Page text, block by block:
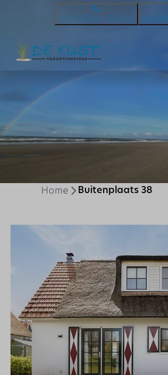
+31 (0) 224 – 58 25 16
Home Buitenplaats 38